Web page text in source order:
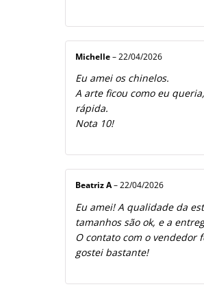
Michelle – 22/04/2026
Eu amei os chinelos.
A arte ficou como eu
rápida.
Nota 10!
Beatriz A– 22/04/2026
Eu amei! A qualidade da
tamanhos são ok, e a
O contato com o vendedor
gostei bastante!